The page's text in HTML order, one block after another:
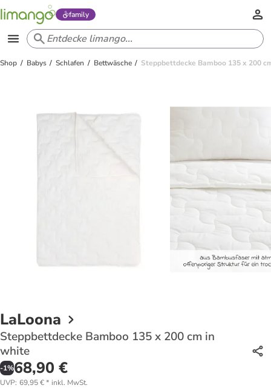
family
Shop Babys Schlafen Bettwäsche Steppbettdecke Bamboo 135 x 200
LaLoona
Steppbettdecke Bamboo 135 x 200 cm in
white
-1%68,90 €
UVP: 69,95 €* inkl. MwSt.